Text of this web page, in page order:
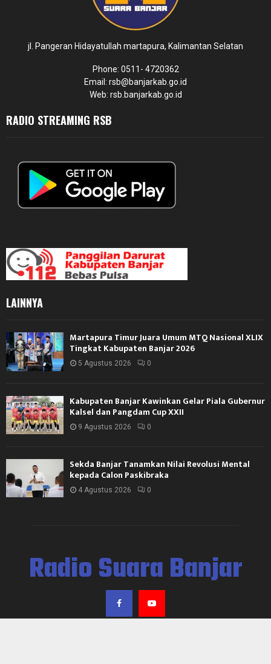
jl. Pangeran Hidayatullah martapura, Kalimantan Selatan
Phone: 0511- 4720362
Email: rsb@banjarkab.go.id
Web: rsb.banjarkab.go.id
RADIO STREAMING RSB
LAINNYA
Martapura Timur Juara Umum MTQ Nasional XLIX
Tingkat Kabupaten Banjar 2026
5 Agustus 2026 0
Kabupaten Banjar Kawinkan Gelar Piala Gubernur
Kalsel dan Pangdam Cup XXII
9 Agustus 2026 0
Sekda Banjar Tanamkan Nilai Revolusi Mental
kepada Calon Paskibraka
4 Agustus 2026 0
Radio Suara Banjar